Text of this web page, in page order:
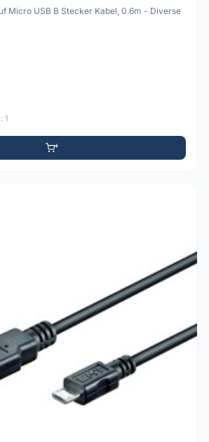
Micro USB B Stecker Kabel, 0.6m - Diverse
1